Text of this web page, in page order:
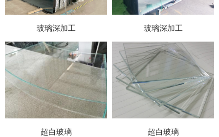
玻璃深加工 玻璃深加工
超白玻璃 超白玻璃